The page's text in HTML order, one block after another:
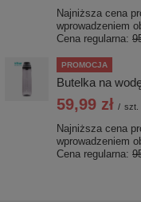
Najniższa cena
wprowadzeniem
Cena regularna:
PROMOCJA
Butelka na
59,99 zł / szt.
Najniższa cena
wprowadzeniem
Cena regularna: